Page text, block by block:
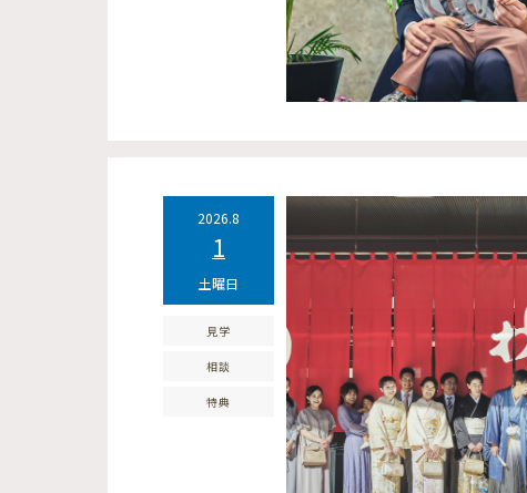
2026.8
1
土曜日
見学
相談
特典